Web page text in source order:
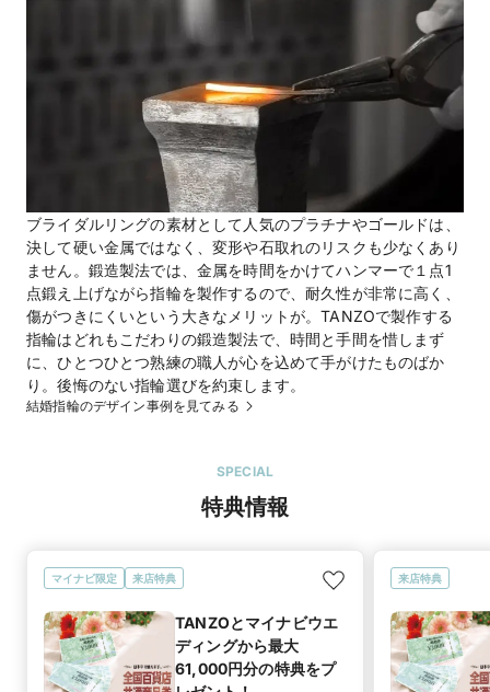
ブライダルリングの素材として人気のプラチナやゴールドは、
決して硬い金属ではなく、変形や石取れのリスクも少なくあり
ません。鍛造製法では、金属を時間をかけてハンマーで１点1
点鍛え上げながら指輪を製作するので、耐久性が非常に高く、
傷がつきにくいという大きなメリットが。TANZOで製作する
指輪はどれもこだわりの鍛造製法で、時間と手間を惜しまず
に、ひとつひとつ熟練の職人が心を込めて手がけたものばか
り。後悔のない指輪選びを約束します。
結婚指輪のデザイン事例を見てみる
SPECIAL
特典情報
マイナビ限定 来店特典
TANZOとマイナビウエ
ディングから最大
61,000円分の特典をプ
来店特典